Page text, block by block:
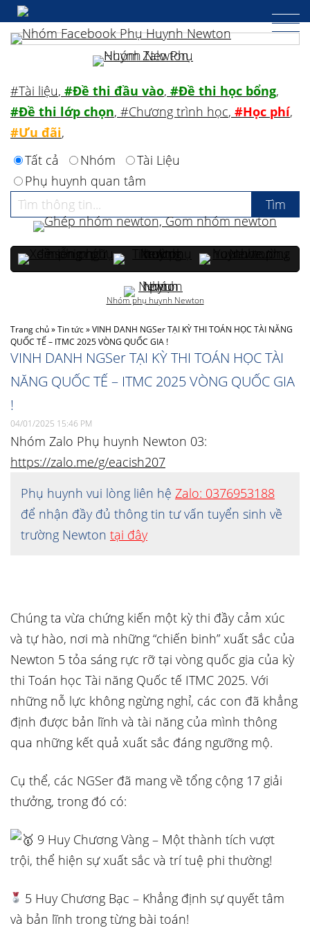
Trang chủ»Tin tức»VINH DANH NGSer TẠI KỲ THI TOÁN HỌC TÀI NĂNG
QUỐC TẾ – ITMC 2025 VÒNG QUỐC GIA !
VINH DANH NGSer TẠI KỲ THI TOÁN HỌC TÀI
NĂNG QUỐC TẾ – ITMC 2025 VÒNG QUỐC GIA
!
04/01/2025 15:46 PM
Nhóm Zalo Phụ huynh Newton 03:
https://zalo.me/g/eacish207
Phụ huynh vui lòng liên hệ Zalo: 0376953188
để nhận đầy đủ thông tin tư vấn tuyển sinh về
trường Newton tại đây
Chúng ta vừa chứng kiến một kỳ thi đầy cảm xúc
và tự hào, nơi mà những “chiến binh” xuất sắc của
Newton 5 tỏa sáng rực rỡ tại vòng quốc gia của kỳ
thi Toán học Tài năng Quốc tế ITMC 2025. Với
những nỗ lực không ngừng nghỉ, các con đã khẳng
định được bản lĩnh và tài năng của mình thông
qua những kết quả xuất sắc đáng ngưỡng mộ.
Cụ thể, các NGSer đã mang về tổng cộng 17 giải
thưởng, trong đó có:
9 Huy Chương Vàng – Một thành tích vượt
trội, thể hiện sự xuất sắc và trí tuệ phi thường!
5 Huy Chương Bạc – Khẳng định sự quyết tâm
và bản lĩnh trong từng bài toán!
#Tài liệu, #Đề thi đầu vào, #Đề thi học bổng,
#Đề thi lớp chọn, #Chương trình học, #Học phí,
#Ưu đãi,
Tất cả
Nhóm
Tài Liệu
Phụ huynh quan tâm
Nhóm phụ huynh Newton